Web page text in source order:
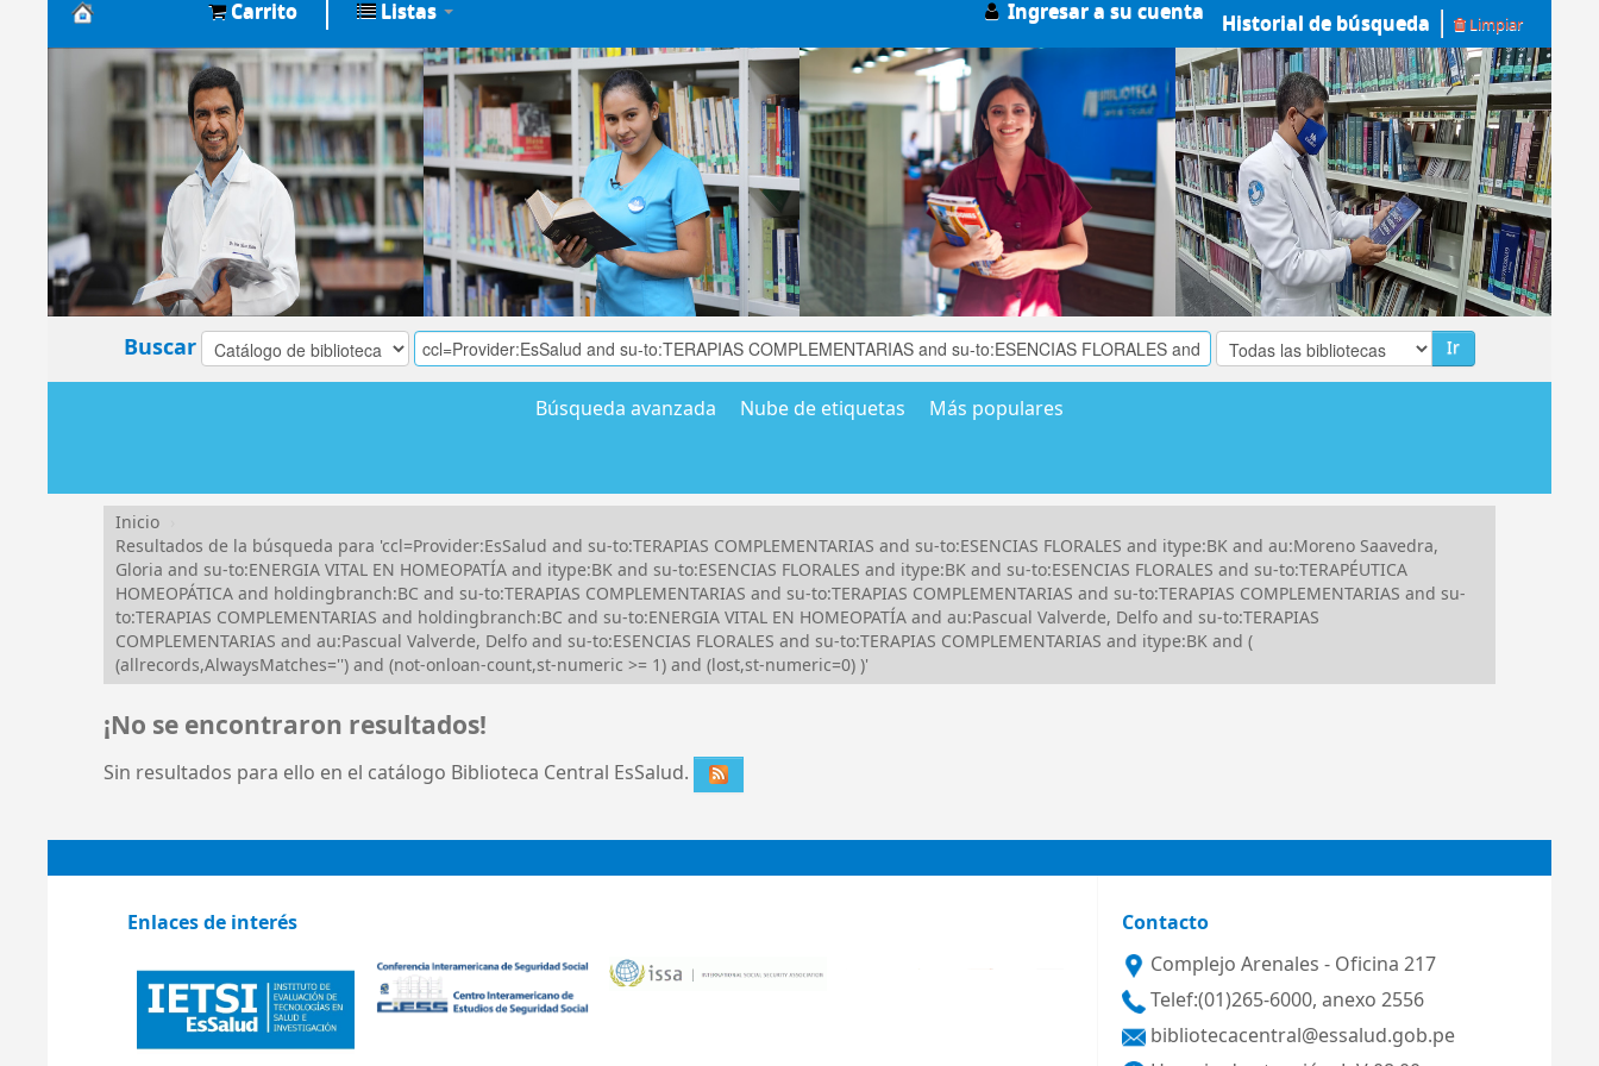
Biblioteca
Central
EsSalud
Carrito Listas Ingresar a su cuenta Historial de búsqueda Limpiar
Buscar Ir
Búsqueda avanzada Nube de etiquetas Más populares
Inicio
Resultados de la búsqueda para 'ccl=Provider:EsSalud and su-to:TERAPIAS COMPLEMENTARIAS and su-to:ESENCIAS FLORALES and itype:BK and au:Moreno Saavedra,
Gloria and su-to:ENERGIA VITAL EN HOMEOPATÍA and itype:BK and su-to:ESENCIAS FLORALES and itype:BK and su-to:ESENCIAS FLORALES and su-to:TERAPÉUTICA
HOMEOPÁTICA and holdingbranch:BC and su-to:TERAPIAS COMPLEMENTARIAS and su-to:TERAPIAS COMPLEMENTARIAS and su-to:TERAPIAS COMPLEMENTARIAS and su-
to:TERAPIAS COMPLEMENTARIAS and holdingbranch:BC and su-to:ENERGIA VITAL EN HOMEOPATÍA and au:Pascual Valverde, Delfo and su-to:TERAPIAS
COMPLEMENTARIAS and au:Pascual Valverde, Delfo and su-to:ESENCIAS FLORALES and su-to:TERAPIAS COMPLEMENTARIAS and itype:BK and (
(allrecords,AlwaysMatches='') and (not-onloan-count,st-numeric >= 1) and (lost,st-numeric=0) )'
¡No se encontraron resultados!
Sin resultados para ello en el catálogo Biblioteca Central EsSalud.
Enlaces de interés
Contacto
Complejo Arenales - Oficina 217
Telef:(01)265-6000, anexo 2556
bibliotecacentral@essalud.gob.pe